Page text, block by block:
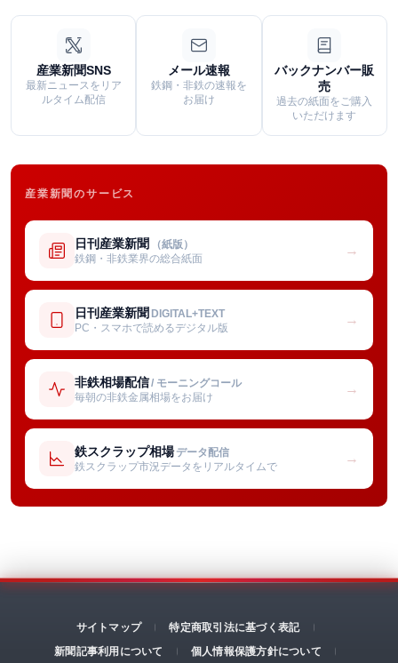
産業新聞SNS
最新ニュースをリア
ルタイム配信
メール速報
鉄鋼・非鉄の速報を
お届け
バックナンバー販
売
過去の紙面をご購入
いただけます
産業新聞のサービス
日刊産業新聞 （紙版）
鉄鋼・非鉄業界の総合紙面
→
日刊産業新聞 DIGITAL+TEXT
PC・スマホで読めるデジタル版
→
非鉄相場配信/ モーニングコール
毎朝の非鉄金属相場をお届け
→
鉄スクラップ相場 データ配信
鉄スクラップ市況データをリアルタイムで
→
サイトマップ
特定商取引法に基づく表記
新聞記事利用について
個人情報保護方針について